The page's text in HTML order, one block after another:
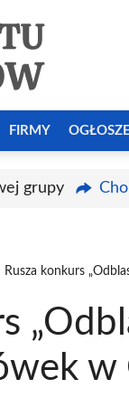
FIRMY
grupy
Rusza konkurs
w